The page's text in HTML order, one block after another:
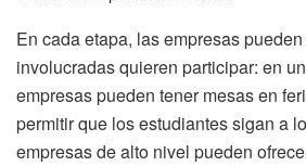
En cada etapa, las empresas
involucradas quieren participar: en
empresas pueden tener mesas en
permitir que los estudiantes sigan a
empresas de alto nivel pueden